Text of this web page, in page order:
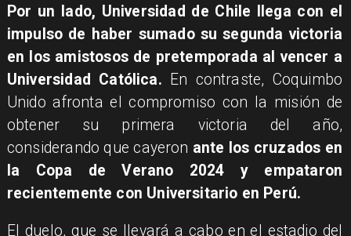
Por un lado, Universidad de Chile llega con el
impulso de haber sumado su segunda victoria
en los amistosos de pretemporada al vencer a
Universidad Católica.
En contraste, Coquimbo
Unido afronta el compromiso con la misión de
obtener su primera victoria del año,
considerando que cayeron ante los cruzados en
la Copa de Verano 2024 y empataron
recientemente con Universitario en Perú.
El duelo, que se llevará a cabo en el estadio del